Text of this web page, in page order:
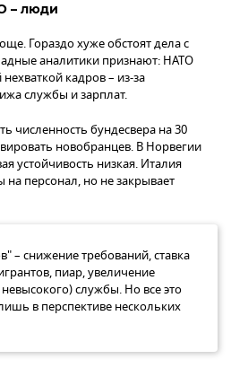
– люди
Гораздо хуже обстоят дела с
аналитики признают: НАТО
кадров – из-за
службы и зарплат.
численность бундесвера на 30
новобранцев. В Норвегии
устойчивость низкая. Италия
персонал, но не закрывает
– снижение требований, ставка
пиар, увеличение
службы. Но все это
в перспективе нескольких